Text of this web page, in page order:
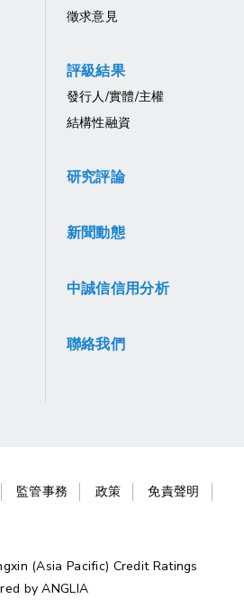
徵求意見
評級結果
發行人/實體/主權
結構性融資
研究評論
新聞動態
中誠信信用分析
聯絡我們
監管事務 政策 免責聲明
(Asia Pacific) Credit Ratings
byANGLIA